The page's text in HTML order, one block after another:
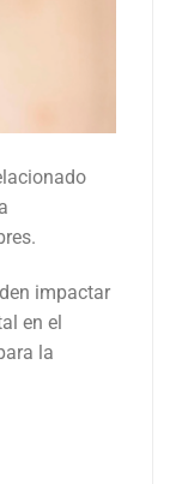
impactar
en el
la